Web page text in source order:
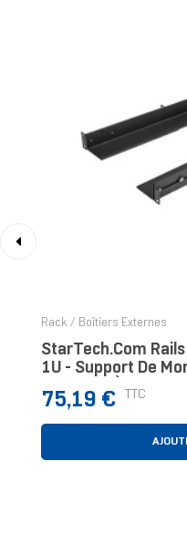
Rack / Boîtiers Externes
StarTech.com
1U - Support De
Ajustable À 99 Cm
Prix
75,19 € TTC